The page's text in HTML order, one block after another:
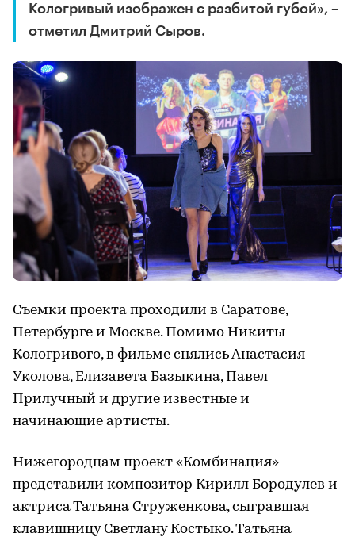
Кологривый изображен с разбитой губой», –
отметил Дмитрий Сыров.
Съемки проекта проходили в Саратове,
Петербурге и Москве. Помимо Никиты
Кологривого, в фильме снялись Анастасия
Уколова, Елизавета Базыкина, Павел
Прилучный и другие известные и
начинающие артисты.
Нижегородцам проект «Комбинация»
представили композитор Кирилл Бородулев и
актриса Татьяна Струженкова, сыгравшая
клавишницу Светлану Костыко. Татьяна